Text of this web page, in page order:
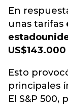
En
unas tarifas
Esto
principales
El S&P 500,